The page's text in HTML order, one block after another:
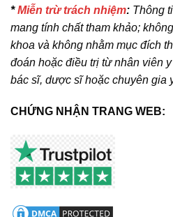
*Miễn trừ trách nhiệm: Thông
mang tính chất tham khảo;
khoa và không nhằm mục đích
đoán hoặc điều trị từ nhân viên
bác sĩ, dược sĩ hoặc chuyên gia
CHỨNG NHẬN TRANG WEB: